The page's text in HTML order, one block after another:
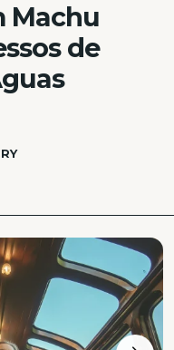
Machu
de